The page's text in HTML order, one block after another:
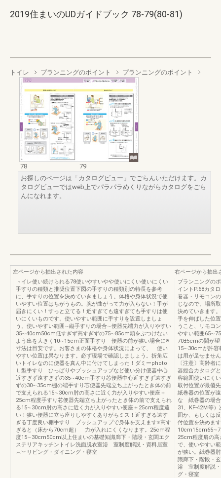
2019住まいのUDガイドブック 78-79(80-81)
トイレ プランニングのポイント プランニングのポイント
78
79
お探しのページは「カタログビュー」でごらんいただけます。カ
タログビューではweb上でパラパラめくりながらカタログをごら
んになれます。
左ページから抽出された内容
トイレ使い続けられる78使いやすいやや使いにくい使いにくい
手すりの種類と推奨位置下図の手すりの種類別の特長を参考
に、手すりの位置を決めていきましょう。体格や身体状況で使
いやすい位置はちがうもの。腕が曲がって力が入らない！手が
届きにくい！すっと立てる！近すぎても遠すぎても手すりは使
いにくいものです。使いやすい範囲に手すりを設置しましょ
う。使いやすい範囲∼縦手すりの場合∼便器先端力が入りやすい
35∼40cm50cm低すぎず高すぎずの75∼85cm頭をぶつけない
よう出を大きく10∼15cm正面手すり 便器の前が狭い場合に※
寸法は目安です。お客さまの体格や身体状況によって、 使い
やすい位置は異なります。必ず現場で確認しましょう。折角広
いトイレなのに便器を真ん中に付けてしまった！ダミーphoto
Ｌ型手すり ひっぱりやプッシュアップなど使い分け便器中心
近すぎず遠すぎずの35∼40cm手すり芯便器中心近すぎず遠すぎ
ずの30∼35cm棚の端手すり芯便器先端立ち上がったとき体の前
で支えられる15∼30cm肘の高さに近く力が入りやすい便座＋
25cm程度手すり芯便器先端立ち上がったとき体の前で支えられ
る15∼30cm肘の高さに近く力が入りやすい便座＋25cm程度遠
い！狭い便器に立ち座りしやすくありがちミス！近すぎる遠す
ぎる丁度良い棚手すり プッシュアップで身体を支えます※高す
ぎると（床から70cm超） 力が入れにくくなります。25cm程
度15∼30cm50cm以上住まいの基礎知識廊下・階段・玄関エク
ステリアキッチントイレ洗面脱衣室浴 室制度解説・資料居室
︵︶リビング・ダイニング・寝室
右ページから抽出
プランニングの
イントP.68カタ
巻器・リモコン
じなので、場所
決めていきます
手を伸ばした位
うこと、リモコ
やすい範囲
70±5cmの間が望
15∼30cmが許容
は用が足せませ
〔注意〕高齢
器総合カタログ
容範囲使いにく
取付位置が最優
紙巻器の位置が
な 紙巻器の場
31、KF-42Ｍ等
囲か、もしくは
付位置を決めます
25cm程度肩の高
で、使いやすい
が狭い。紙巻器
識廊下・階段・
浴 室制度解説
グ・寝室